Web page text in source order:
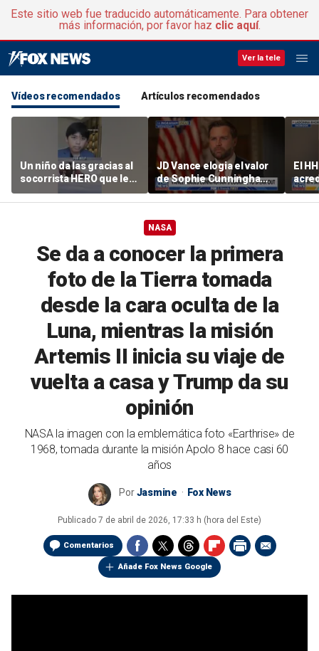
Este sitio web fue traducido automáticamente. Para obtener
más información, por favor haz clic aquí.
Ver la tele
Vídeos recomendados Artículos recomendados
Un niño da las gracias al
socorrista HERO que le
salvó la vida
JD Vance elogia el valor
de Sophie Cunningham
en medio de la polémica
sobre la identidad de
El
NASA
Se da a conocer la primera
foto de la Tierra tomada
desde la cara oculta de la
Luna, mientras la misión
Artemis II inicia su viaje de
vuelta a casa y Trump da su
opinión
NASA la imagen con la emblemática foto «Earthrise» de
1968, tomada durante la misión Apolo 8 hace casi 60
años
PorJasmine Fox News
Publicado 7 de abril de 2026, 17:33 h (hora del Este)
Comentarios
Añade Fox News Google